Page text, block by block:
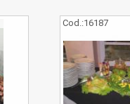
Cod.:16187